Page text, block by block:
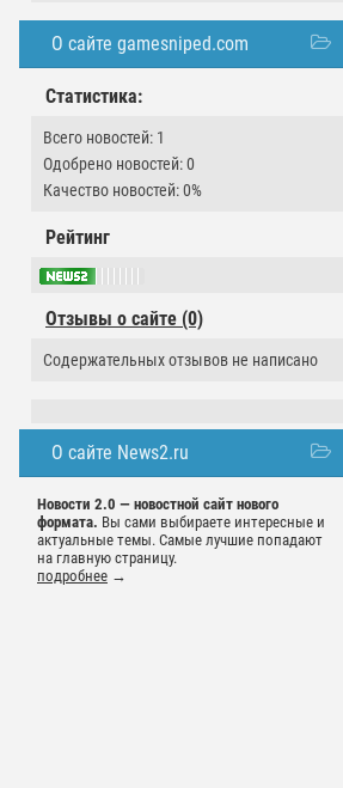
О сайте gamesniped.com
Статистика:
Всего новостей: 1
Одобрено новостей: 0
Качество новостей: 0%
Рейтинг
Отзывы о сайте (0)
Содержательных отзывов не написано
О сайте News2.ru
Новости 2.0 — новостной сайт нового
формата. Вы сами выбираете интересные и
актуальные темы. Самые лучшие попадают
на главную страницу.
подробнее →